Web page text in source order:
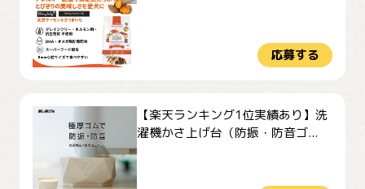
応募する
【楽天ランキング1位実績あり】洗
濯機かさ上げ台（防振・防音ゴ...